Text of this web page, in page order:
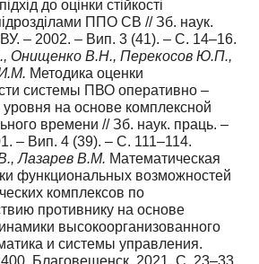
до оцінки стійкості
ППО СВ // Зб. наук.
– 2002. – Вип. 3 (41). – С. 14–16.
Онищенко В.Н., Перекосов Ю.П.,
Методика оценки
системы ПВО оперативно –
уровня на основе комплексной
времени // Зб. наук. праць. –
– Вип. 4 (39). – С. 111–114.
Лазарев В.М. Математическая
функциональных возможностей
комплексов по
противнику на основе
высокоорганизованного
и системы управления.
Благовещенск, 2021. С. 23–33.